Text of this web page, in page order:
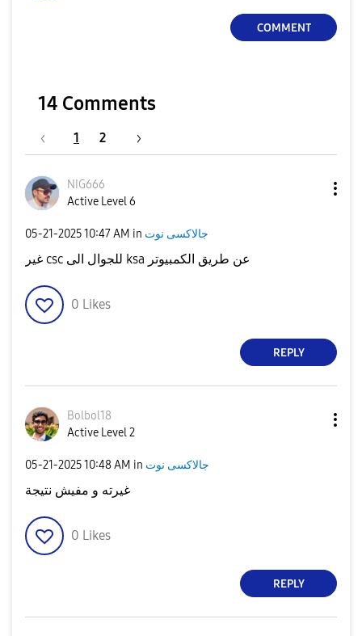
COMMENT
14 Comments
1 2
NIG666
Active Level 6
‎05-21-202510:47 AM in جالاكسى نوت
غير csc للجوال الى ksa عن طريق الكمبيوتر
0 Likes
REPLY
Bolbol18
Active Level 2
‎05-21-202510:48 AM in جالاكسى نوت
غيرته و مفيش نتيجة
0 Likes
REPLY